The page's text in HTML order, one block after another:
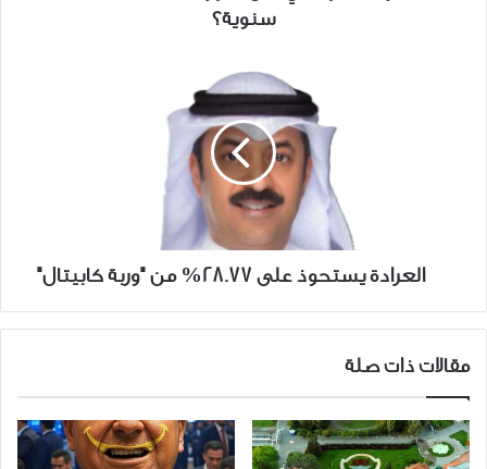
سنوية؟
العرادة يستحوذ على 28.77% من "وربة كابيتال"
مقالات ذات صلة